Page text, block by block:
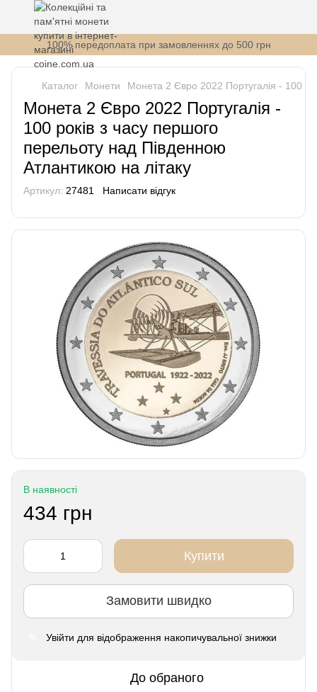
100% передоплата при замовленнях до 500 грн
Каталог Монети Монета 2 Євро 2022 Португалія - 100
Монета 2 Євро 2022 Португалія -
100 років з часу першого
перельоту над Південною
Атлантикою на літаку
Артикул: 27481 Написати відгук
В наявності
434 грн
Купити
Замовити швидко
Увійти для відображення накопичувальної знижки
До обраного